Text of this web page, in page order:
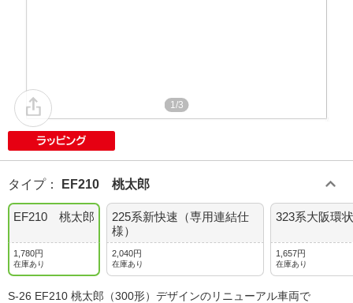
1/3
タイプ： EF210 桃太郎
EF210 桃太郎
1,780円
在庫あり
225系新快速（専用連結仕
様）
2,040円
在庫あり
323系大阪環
1,657円
在庫あり
S-26 EF210 桃太郎（300形）デザインのリニューアル車両で